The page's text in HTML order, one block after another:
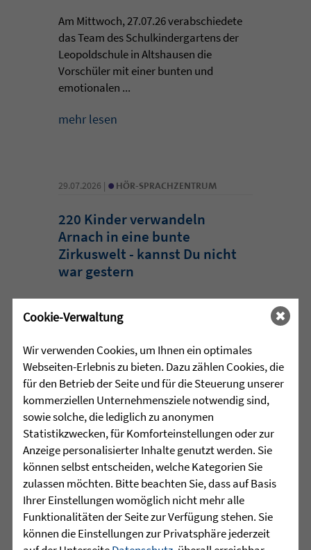
Am Mittwoch, 27.07.26 verabschiedete
das Team des Schulkindergartens der
Leopoldschule in Altshausen die
Vorschüler mit einer bunten und
emotionalen ...
mehr lesen
29.07.2026 | • HÖR-SPRACHZENTRUM
220 Kinder verwandeln
Arnach in eine bunte
Zirkuswelt - kannst Du nicht
war gestern
ganz besondere Zirkusluft: Gemeinsam
Zieglerschen, die Grundschule Arnach
und der Kindergarten Arnach ein
außergewöhnliches Zirkusprojekt mit
dem Zirkus ZappZarap aus Leverkusen
...
mehr lesen
28.07.2026 |•ALTENHILFE
Cookie-Verwaltung
Wir verwenden Cookies, um Ihnen ein optimales
Webseiten-Erlebnis zu bieten. Dazu zählen Cookies, die
für den Betrieb der Seite und für die Steuerung unserer
kommerziellen Unternehmensziele notwendig sind,
sowie solche, die lediglich zu anonymen
Statistikzwecken, für Komforteinstellungen oder zur
Anzeige personalisierter Inhalte genutzt werden. Sie
können selbst entscheiden, welche Kategorien Sie
zulassen möchten. Bitte beachten Sie, dass auf Basis
Ihrer Einstellungen womöglich nicht mehr alle
Funktionalitäten der Seite zur Verfügung stehen. Sie
können die Einstellungen zur Privatsphäre jederzeit